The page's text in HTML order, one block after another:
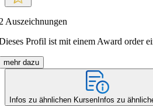
Auszeichnungen
Profil ist mit einem Award order
mehr dazu
Infos zu ähnlichen Kursen Infos zu